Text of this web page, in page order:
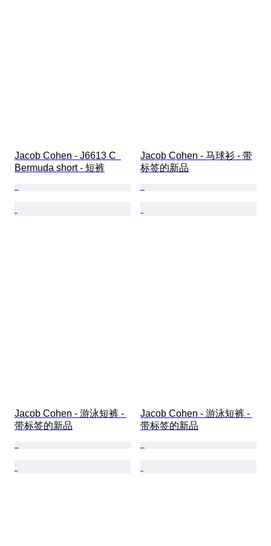
Jacob Cohen - J6613 C
Bermuda short - 短裤
Jacob Cohen - 马球衫 - 带
标签的新品
Jacob Cohen - 游泳短裤 -
带标签的新品
Jacob Cohen - 游泳短裤 -
带标签的新品